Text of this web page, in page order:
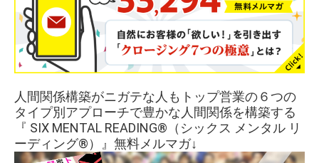
人間関係構築がニガテな人もトップ営業の６つの
タイプ別アプローチで豊かな人間関係を構築する
『 SIX MENTAL READING®︎（シックス メンタル リ
ーディング®︎）』無料メルマガ↓